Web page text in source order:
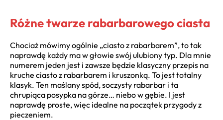
Różne twarze rabarbarowego ciasta
Chociaż mówimy ogólnie „ciasto z rabarbarem”, to tak
naprawdę każdy ma w głowie swój ulubiony typ. Dla mnie
numerem jeden jest i zawsze będzie klasyczny przepis na
kruche ciasto z rabarbarem i kruszonką. To jest totalny
klasyk. Ten maślany spód, soczysty rabarbar i ta
chrupiąca posypka na górze… niebo w gębie. I jest
naprawdę proste, więc idealne na początek przygody z
pieczeniem.